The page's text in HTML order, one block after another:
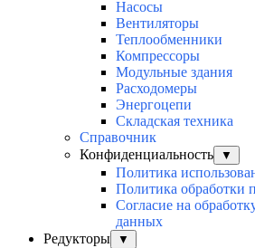
Насосы
Вентиляторы
Теплообменники
Компрессоры
Модульные здания
Расходомеры
Энергоцепи
Складская техника
Справочник
Конфиденциальность
▼
Политика
Политика обработки
Согласие на
данных
Редукторы
▼